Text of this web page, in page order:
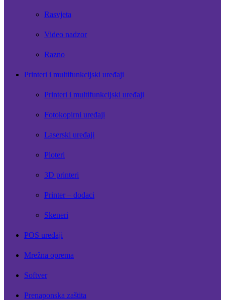
Rasvjeta
Video nadzor
Razno
Printeri i multifunkcijski uređaji
Printeri i multifunkcijski uređaji
Fotokopirni uređaji
Laserski uređaji
Ploteri
3D printeri
Printer – dodaci
Skeneri
POS uređaji
Mrežna oprema
Softver
Prenaponska zaštita